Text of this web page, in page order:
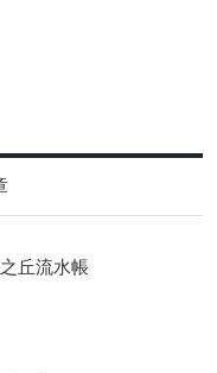
丘流水帳